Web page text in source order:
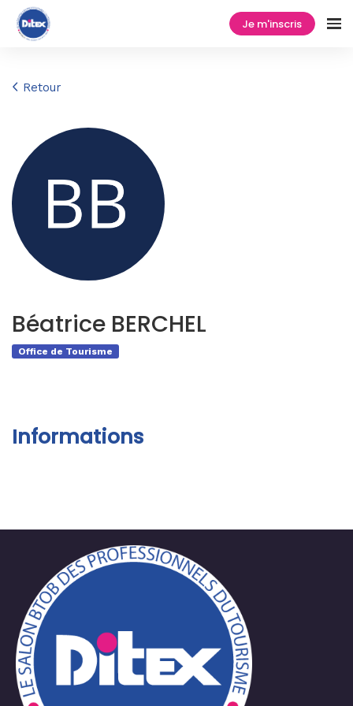
Je m'inscris
Retour
Béatrice BERCHEL
Office de Tourisme
Informations